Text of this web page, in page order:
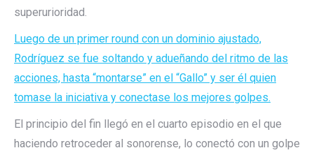
superurioridad.
Luego de un primer round con un dominio ajustado,
Rodríguez se fue soltando y adueñando del ritmo de las
acciones, hasta “montarse” en el “Gallo” y ser él quien
tomase la iniciativa y conectase los mejores golpes.
El principio del fin llegó en el cuarto episodio en el que
haciendo retroceder al sonorense, lo conectó con un golpe